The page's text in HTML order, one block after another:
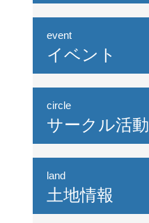
event
イベント
circle
サークル活動
land
土地情報